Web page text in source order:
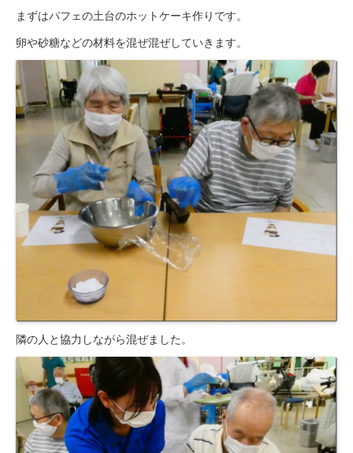
透析・入院透析
介護老人保健施設
はまなこ介護老人保健施設
三田介護老人保健施設
滝町介護老人保健施設
ショートステイ
滝町ショートステイ
グループホーム
居宅介護支援事業所
豊岡会の居宅介護支援
とよおかデイケア
はまなこデイケア
元町デイケア
まずはパフェの土台のホットケーキ作りです。
卵や砂糖などの材料を混ぜ混ぜしていきます。
隣の人と協力しながら混ぜました。